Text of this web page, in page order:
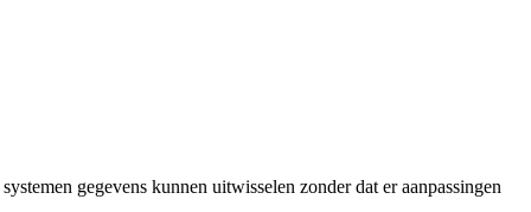
gegevens kunnen uitwisselen zonder dat er aanpassingen